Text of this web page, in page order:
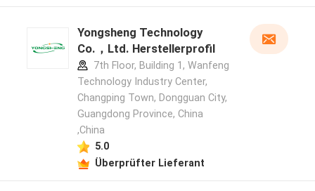
Yongsheng Technology
Co.，Ltd. Herstellerprofil
7th Floor, Building 1, Wanfeng
Technology Industry Center,
Changping Town, Dongguan City,
Guangdong Province, China
,China
5.0
Überprüfter Lieferant